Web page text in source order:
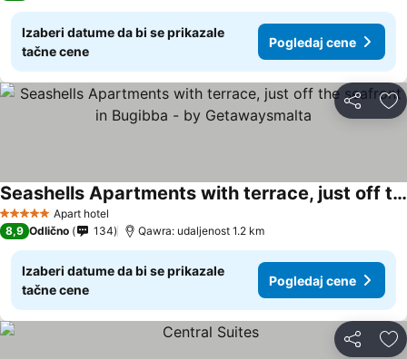
Izaberi datume da bi se prikazale
tačne cene
Pogledaj cene
Deli
5 ZvezdiceApart hotel
Seashells Apartments with terrace, just off the seafront in Bugibba - by Getawaysmalta
8,9 Odlično 134 Qawra: udaljenost 1.2 km
Izaberi datume da bi se prikazale
tačne cene
Pogledaj cene
Deli